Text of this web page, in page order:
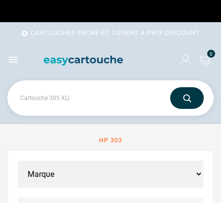
 CARTOUCHES ENCRE ET TONERS A PRIX DISCOUNT
 0
HP 303